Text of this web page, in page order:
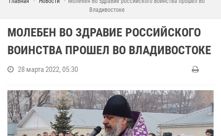
Владивостоке
МОЛЕБЕН ВО ЗДРАВИЕ РОССИЙСКОГО
ВОИНСТВА ПРОШЕЛ ВО ВЛАДИВОСТОКЕ
28 марта 2022, 05:30